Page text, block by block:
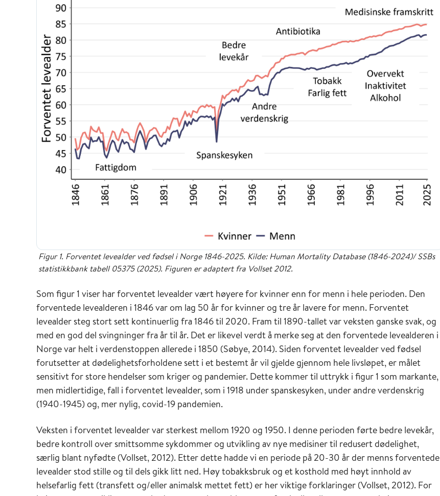
Figur 1. Forventet levealder ved fødsel i Norge 1846-2025. Kilde: Human Mortality Database (1846-2024)/ SSBs
statistikkbank tabell 05375 (2025). Figuren er adaptert fra Vollset 2012.
Som figur 1 viser har forventet levealder vært høyere for kvinner enn for menn i hele perioden. Den
forventede levealderen i 1846 var om lag 50 år for kvinner og tre år lavere for menn. Forventet
levealder steg stort sett kontinuerlig fra 1846 til 2020. Fram til 1890-tallet var veksten ganske svak, og
med en god del svingninger fra år til år. Det er likevel verdt å merke seg at den forventede levealderen i
Norge var helt i verdenstoppen allerede i 1850 (Søbye, 2014). Siden forventet levealder ved fødsel
forutsetter at dødelighetsforholdene sett i et bestemt år vil gjelde gjennom hele livsløpet, er målet
sensitivt for store hendelser som kriger og pandemier. Dette kommer til uttrykk i figur 1 som markante,
men midlertidige, fall i forventet levealder, som i 1918 under spanskesyken, under andre verdenskrig
(1940-1945) og, mer nylig, covid-19 pandemien.
Veksten i forventet levealder var sterkest mellom 1920 og 1950. I denne perioden førte bedre levekår,
bedre kontroll over smittsomme sykdommer og utvikling av nye medisiner til redusert dødelighet,
særlig blant nyfødte (Vollset, 2012). Etter dette hadde vi en periode på 20-30 år der menns forventede
levealder stod stille og til dels gikk litt ned. Høy tobakksbruk og et kosthold med høyt innhold av
helsefarlig fett (transfett og/eller animalsk mettet fett) er her viktige forklaringer (Vollset, 2012). For